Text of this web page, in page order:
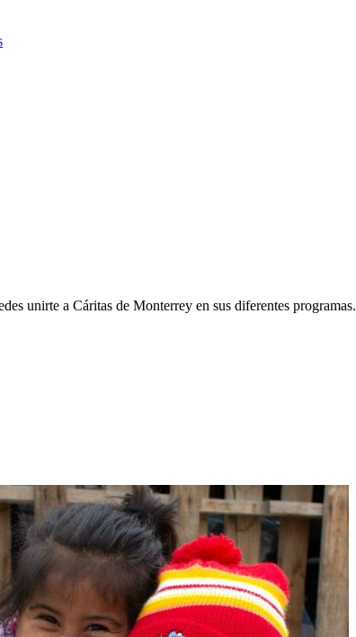
unirte a Cáritas de Monterrey en sus diferentes programas.